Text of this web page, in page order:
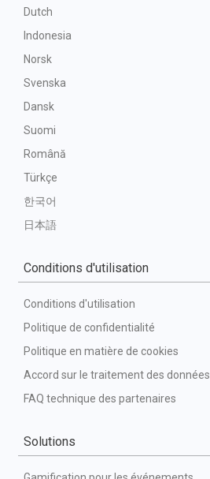
Dutch
Indonesia
Norsk
Svenska
Dansk
Suomi
Română
Türkçe
한국어
日本語
Conditions d'utilisation
Conditions d'utilisation
Politique de confidentialité
Politique en matière de cookies
Accord sur le traitement des données
FAQ technique des partenaires
Solutions